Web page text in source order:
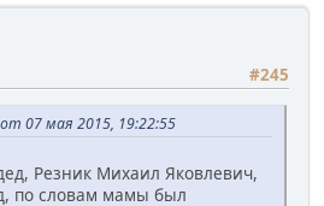
#245
07 мая 2015, 19:22:55
Резник Михаил Яковлевич,
по словам мамы был